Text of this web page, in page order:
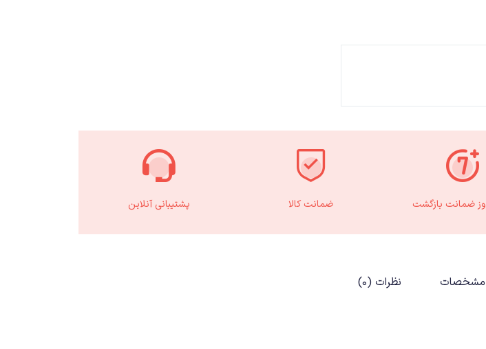
ضمانت بازگشت ضمانت کالا پشتیبانی آنلاین
مشخصات نظرات (۰)